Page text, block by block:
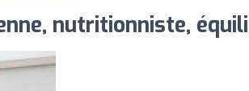
nutritionniste,